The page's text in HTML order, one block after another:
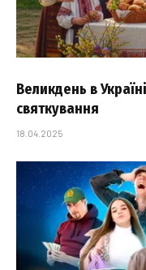
Великдень в
святкування
18.04.2025